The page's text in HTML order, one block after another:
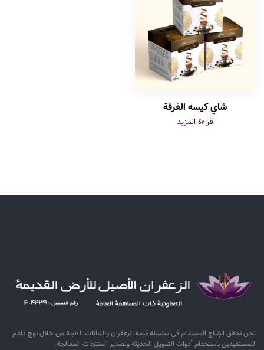
شاي كيسه القرفة
قراءة المزيد
نحن نحقق الإنتاج المستدام في سلسلة قيمة الزعفران والنباتات الطبية من خلال نهج داعم
للمستفيدين باستخدام أدوات التمويل الحديثة وتصدير المنتجات المعالجة.